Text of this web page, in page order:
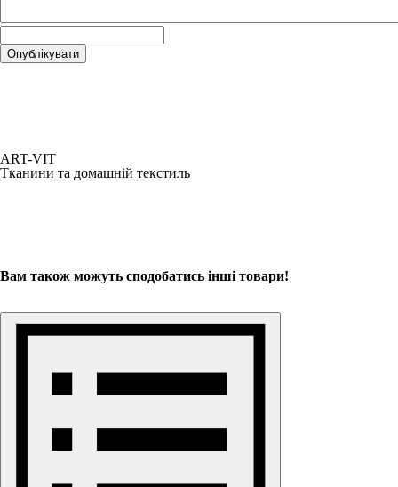
ART-VIT
Тканини та домашній текстиль
Вам також можуть сподобатись інші товари!